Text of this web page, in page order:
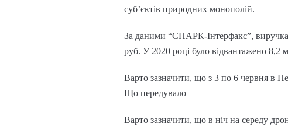
суб’єктів природних монополій.
За даними “СПАРК-Інтерфакс”, виручка
руб. У 2020 році було відвантажено 8,2
Варто зазначити, що з 3 по 6 червня в
Що передувало
Варто зазначити, що в ніч на середу